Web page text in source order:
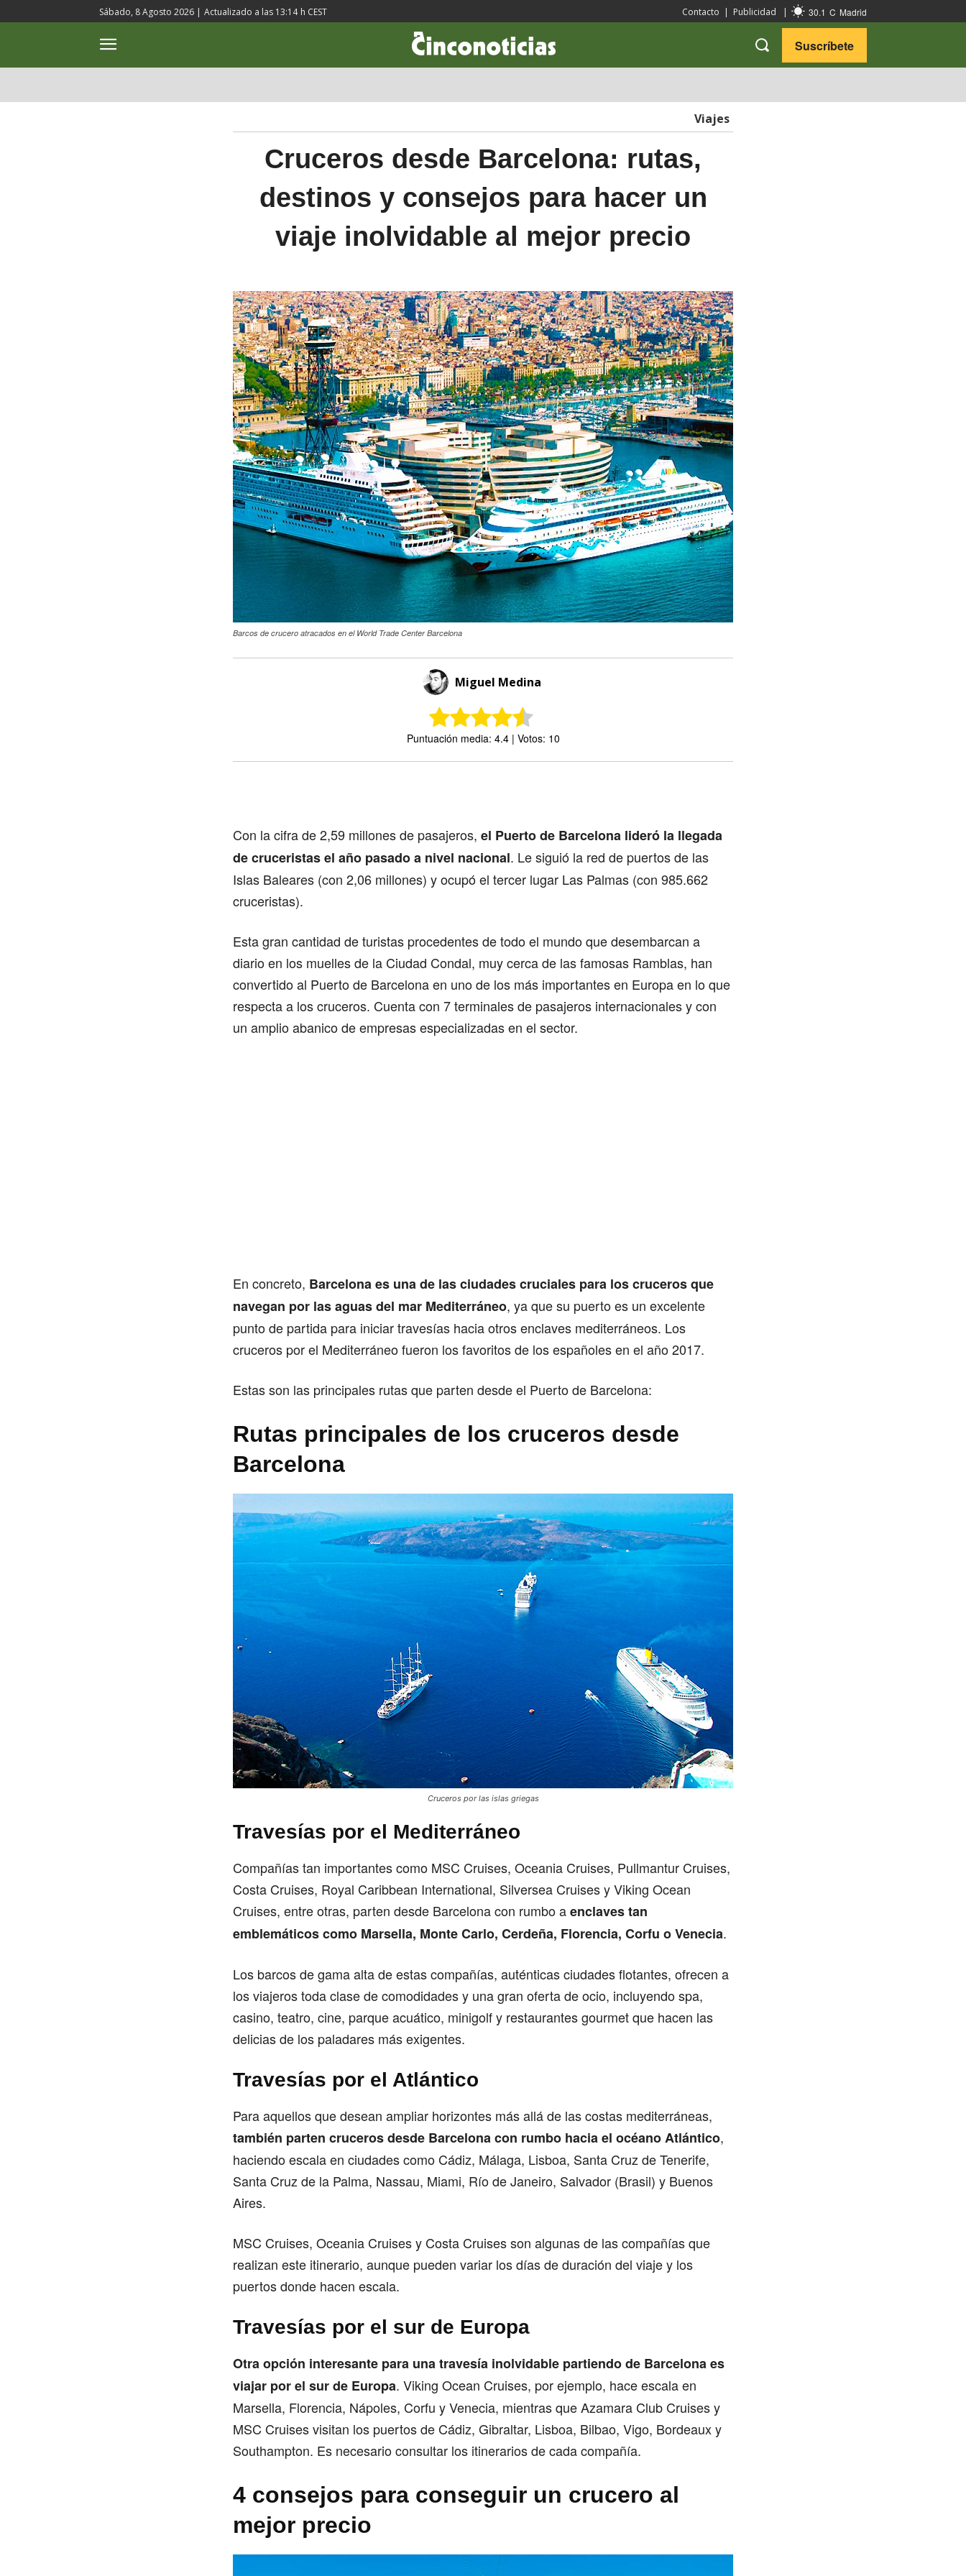
Sábado, 8 Agosto 2026 | Actualizado a las 13:14 h CEST Contacto | Publicidad | 30.1 C Madrid
Suscríbete
Viajes
Cruceros desde Barcelona: rutas,
destinos y consejos para hacer un
viaje inolvidable al mejor precio
Barcos de crucero atracados en el World Trade Center Barcelona
Miguel Medina
Puntuación media: 4.4 | Votos: 10
Con la cifra de 2,59 millones de pasajeros, el Puerto de Barcelona lideró la llegada
de cruceristas el año pasado a nivel nacional. Le siguió la red de puertos de las
Islas Baleares (con 2,06 millones) y ocupó el tercer lugar Las Palmas (con 985.662
cruceristas).
Esta gran cantidad de turistas procedentes de todo el mundo que desembarcan a
diario en los muelles de la Ciudad Condal, muy cerca de las famosas Ramblas, han
convertido al Puerto de Barcelona en uno de los más importantes en Europa en lo que
respecta a los cruceros. Cuenta con 7 terminales de pasajeros internacionales y con
un amplio abanico de empresas especializadas en el sector.
En concreto, Barcelona es una de las ciudades cruciales para los cruceros que
navegan por las aguas del mar Mediterráneo, ya que su puerto es un excelente
punto de partida para iniciar travesías hacia otros enclaves mediterráneos. Los
cruceros por el Mediterráneo fueron los favoritos de los españoles en el año 2017.
Estas son las principales rutas que parten desde el Puerto de Barcelona:
Rutas principales de los cruceros desde
Barcelona
Cruceros por las islas griegas
Travesías por el Mediterráneo
Compañías tan importantes como MSC Cruises, Oceania Cruises, Pullmantur Cruises,
Costa Cruises, Royal Caribbean International, Silversea Cruises y Viking Ocean
Cruises, entre otras, parten desde Barcelona con rumbo aenclaves tan
emblemáticos como Marsella, Monte Carlo, Cerdeña, Florencia, Corfu o Venecia.
Los barcos de gama alta de estas compañías, auténticas ciudades flotantes, ofrecen a
los viajeros toda clase de comodidades y una gran oferta de ocio, incluyendo spa,
casino, teatro, cine, parque acuático, minigolf y restaurantes gourmet que hacen las
delicias de los paladares más exigentes.
Travesías por el Atlántico
Para aquellos que desean ampliar horizontes más allá de las costas mediterráneas,
también parten cruceros desde Barcelona con rumbo hacia el océano Atlántico,
haciendo escala en ciudades como Cádiz, Málaga, Lisboa, Santa Cruz de Tenerife,
Santa Cruz de la Palma, Nassau, Miami, Río de Janeiro, Salvador (Brasil) y Buenos
Aires.
MSC Cruises, Oceania Cruises y Costa Cruises son algunas de las compañías que
realizan este itinerario, aunque pueden variar los días de duración del viaje y los
puertos donde hacen escala.
Travesías por el sur de Europa
Otra opción interesante para una travesía inolvidable partiendo de Barcelona es
viajar por el sur de Europa. Viking Ocean Cruises, por ejemplo, hace escala en
Marsella, Florencia, Nápoles, Corfu y Venecia, mientras que Azamara Club Cruises y
MSC Cruises visitan los puertos de Cádiz, Gibraltar, Lisboa, Bilbao, Vigo, Bordeaux y
Southampton. Es necesario consultar los itinerarios de cada compañía.
4 consejos para conseguir un crucero al
mejor precio